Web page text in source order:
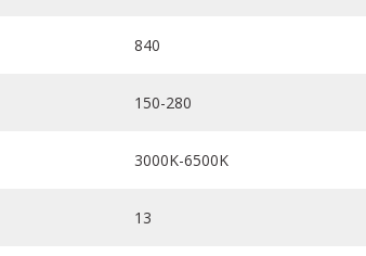
840
150-280
3000K-6500K
13